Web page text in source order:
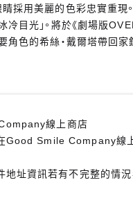
採用美麗的色彩忠實重現
冷目光」。將於《劇場版
角色的希絲‧戴爾塔帶回家
線上商店
Good Smile Company線
址資訊若有不完整的情況